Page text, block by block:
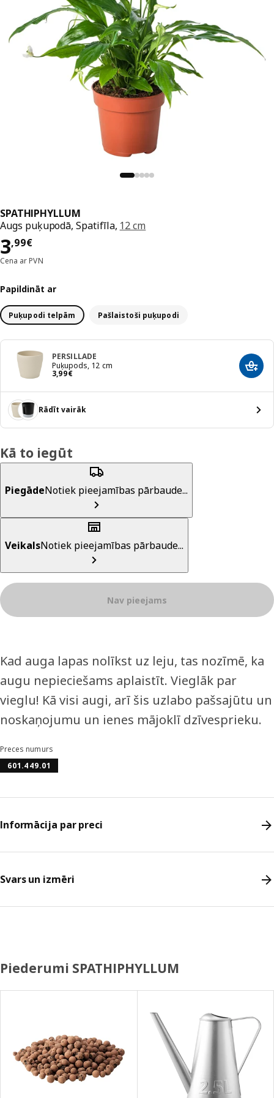
SPATHIPHYLLUM
Augs puķupodā, Spatifīla, 12 cm
3,99€
Cena 3,99€
Cena ar PVN
Papildināt ar
Puķupodi telpām Pašlaistoši puķupodi
PERSILLADE
Puķupods, 12 cm
3,99€
Cena 3,99€
Rādīt vairāk
Kā to iegūt
PiegādeNotiek pieejamības pārbaude...
VeikalsNotiek pieejamības pārbaude...
Nav pieejams
Kad auga lapas nolīkst uz leju, tas nozīmē, ka
augu nepieciešams aplaistīt. Vieglāk par
vieglu! Kā visi augi, arī šis uzlabo pašsajūtu un
noskaņojumu un ienes mājoklī dzīvesprieku.
Preces numurs
601.449.01
Informācija par preci
Svars un izmēri
Piederumi SPATHIPHYLLUM